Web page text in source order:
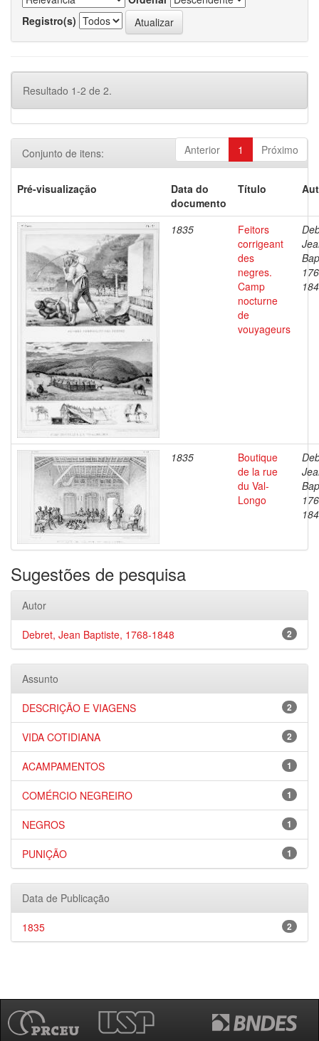
Registro(s)
Resultado 1-2 de 2.
Anterior 1 Próximo
Conjunto de itens:
Pré-visualização
Data do
documento
Título
1835
Feitors
corrigeant
des
negres.
Camp
nocturne
de
vouyageurs
1835
Boutique
de la rue
du Val-
Longo
Sugestões de pesquisa
Autor
2
Debret, Jean Baptiste, 1768-1848
Assunto
2
DESCRIÇÃO E VIAGENS
2
VIDA COTIDIANA
1
ACAMPAMENTOS
1
COMÉRCIO NEGREIRO
1
NEGROS
1
PUNIÇÃO
Data de Publicação
2
1835